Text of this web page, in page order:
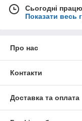
Сьогодні
Показати весь
Про нас
Контакти
Доставка та оплата